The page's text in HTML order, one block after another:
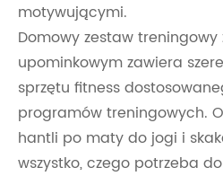
motywującymi.
Domowy zestaw treningowy
upominkowym zawiera
sprzętu fitness
programów treningowych.
hantli po maty do jogi i
wszystko, czego potrzeba